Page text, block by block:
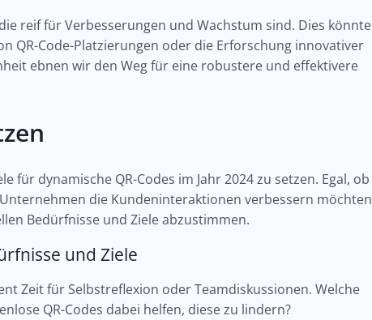
reif für Verbesserungen und Wachstum sind. Dies könnte
QR-Code-Platzierungen oder die Erforschung innovativer
ebnen wir den Weg für eine robustere und effektivere
für dynamische QR-Codes im Jahr 2024 zu setzen. Egal, ob
die Kundeninteraktionen verbessern möchten
Bedürfnisse und Ziele abzustimmen.
und Ziele
Zeit für Selbstreflexion oder Teamdiskussionen. Welche
QR-Codes dabei helfen, diese zu lindern?